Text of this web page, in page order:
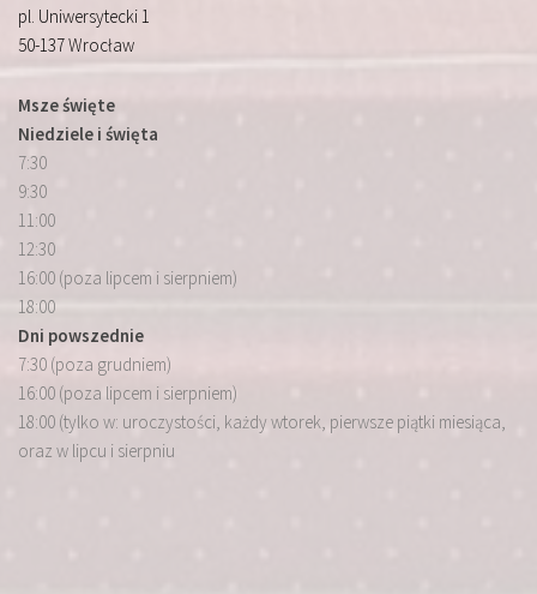
pl. Uniwersytecki 1
50-137 Wrocław
Msze święte
Niedziele i święta
7:30
9:30
11:00
12:30
16:00 (poza lipcem i sierpniem)
18:00
Dni powszednie
7:30 (poza grudniem)
16:00 (poza lipcem i sierpniem)
18:00 (tylko w: uroczystości, każdy wtorek, pierwsze piątki miesiąca,
oraz w lipcu i sierpniu